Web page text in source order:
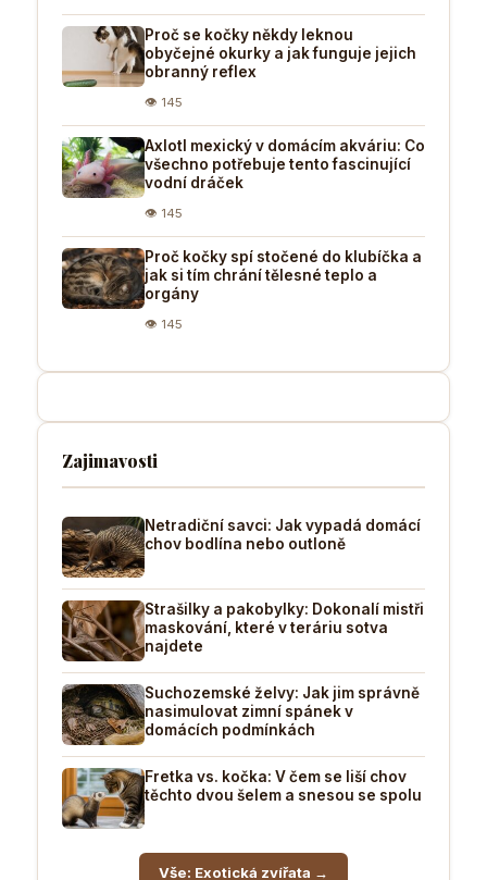
Proč se kočky někdy leknou
obyčejné okurky a jak funguje jejich
obranný reflex
👁 145
Axlotl mexický v domácím akváriu: Co
všechno potřebuje tento fascinující
vodní dráček
👁 145
Proč kočky spí stočené do klubíčka a
jak si tím chrání tělesné teplo a
orgány
👁 145
Zajimavosti
Netradiční savci: Jak vypadá domácí
chov bodlína nebo outloně
Strašilky a pakobylky: Dokonalí mistři
maskování, které v teráriu sotva
najdete
Suchozemské želvy: Jak jim správně
nasimulovat zimní spánek v
domácích podmínkách
Fretka vs. kočka: V čem se liší chov
těchto dvou šelem a snesou se spolu
Vše: Exotická zvířata →